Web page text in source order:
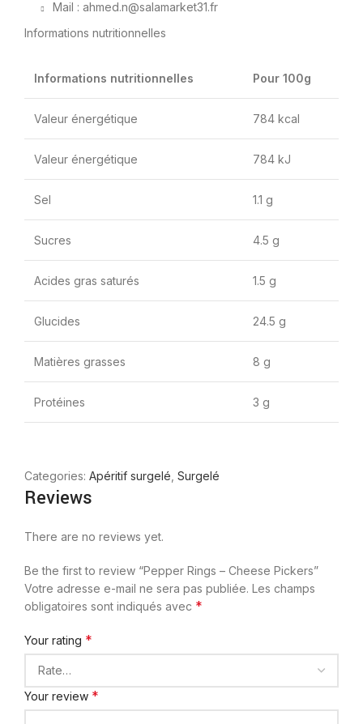
Mail : ahmed.n@salamarket31.fr
Informations nutritionnelles
Informations nutritionnelles Pour 100g
Valeur énergétique 784 kcal
Valeur énergétique 784 kJ
Sel 1.1 g
Sucres 4.5 g
Acides gras saturés 1.5 g
Glucides 24.5 g
Matières grasses 8 g
Protéines 3 g
Categories: Apéritif surgelé Surgelé
Reviews
There are no reviews yet.
Be the first to review “Pepper Rings – Cheese Pickers”
Votre adresse e-mail ne sera pas publiée. Les champs
obligatoires sont indiqués avec *
Your rating *
Your review *